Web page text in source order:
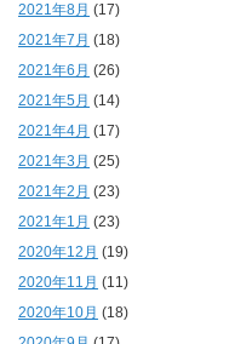
2021年8月 (17)
2021年7月 (18)
2021年6月 (26)
2021年5月 (14)
2021年4月 (17)
2021年3月 (25)
2021年2月 (23)
2021年1月 (23)
2020年12月 (19)
2020年11月 (11)
2020年10月 (18)